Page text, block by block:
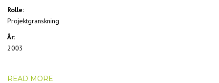
Rolle:
Projektgranskning
År:
2003
READ MORE